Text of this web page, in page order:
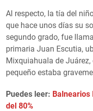
Al respecto, la tía del
que hace unos días su
segundo grado, fue
primaria Juan Escutia,
Mixquiahuala de
pequeño estaba
Puedes leer: Balnearios
del 80%